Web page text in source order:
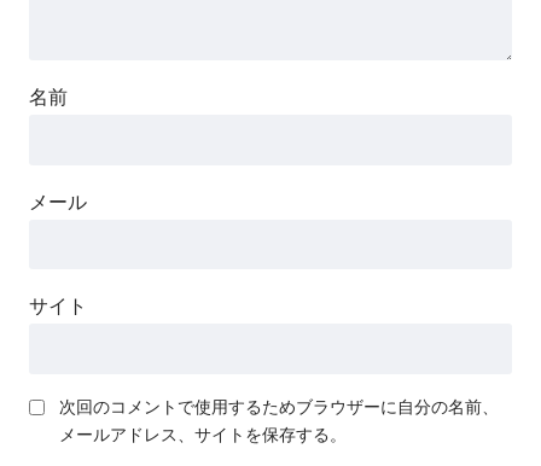
名前
メール
サイト
次回のコメントで使用するためブラウザーに自分の名前、
メールアドレス、サイトを保存する。